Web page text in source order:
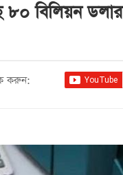
৮০ বিলিয়ন ডলার
করুন: